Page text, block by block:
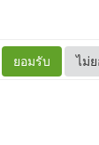
ยอมรับ ไม่